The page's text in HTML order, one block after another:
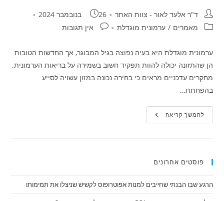
מחבר:ד"ר אלעד לאור - צוות האתר פורסם:
26 בנובמבר 2024
קטגוריה:מאמרים / ערמונית מוגדלת תגובות:אין תגובות
ערמונית מוגדלת היא בעיה נפוצה בגיל המבוגר, אך החדשות הטובות
הן שהתזונה יכולה להוות תפקיד חשוב בשמירה על בריאות הערמונית.
מחקרים עדכניים מראים כי בחירה נכונה במזון עשויה לסייע
בהפחתת…
להמשך קריאההשפעת
התזונה
אומר?
פוסטים אחרונים
הרגע שבו הבנתי שחייבים למנות אפוטרופוס לקשיש שניצלו את תמימותו